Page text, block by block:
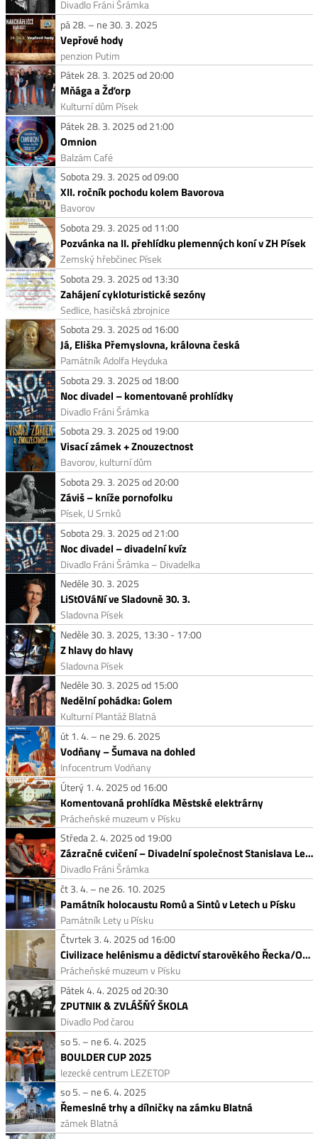
Divadlo Fráni Šrámka
pá 28. – ne 30. 3. 2025
Vepřové hody
penzion Putim
Pátek 28. 3. 2025 od 20:00
Mňága a Žďorp
Kulturní dům Písek
Pátek 28. 3. 2025 od 21:00
Omnion
Balzám Café
Sobota 29. 3. 2025 od 09:00
XII. ročník pochodu kolem Bavorova
Bavorov
Sobota 29. 3. 2025 od 11:00
Pozvánka na II. přehlídku plemenných koní v ZH Písek
Zemský hřebčinec Písek
Sobota 29. 3. 2025 od 13:30
Zahájení cykloturistické sezóny
Sedlice, hasičská zbrojnice
Sobota 29. 3. 2025 od 16:00
Já, Eliška Přemyslovna, královna česká
Památník Adolfa Heyduka
Sobota 29. 3. 2025 od 18:00
Noc divadel – komentované prohlídky
Divadlo Fráni Šrámka
Sobota 29. 3. 2025 od 19:00
Visací zámek + Znouzectnost
Bavorov, kulturní dům
Sobota 29. 3. 2025 od 20:00
Záviš – kníže pornofolku
Písek, U Srnků
Sobota 29. 3. 2025 od 21:00
Noc divadel – divadelní kvíz
Divadlo Fráni Šrámka – Divadelka
Neděle 30. 3. 2025
LiStOVáNí ve Sladovně 30. 3.
Sladovna Písek
Neděle 30. 3. 2025, 13:30 - 17:00
Z hlavy do hlavy
Sladovna Písek
Neděle 30. 3. 2025 od 15:00
Nedělní pohádka: Golem
Kulturní Plantáž Blatná
út 1. 4. – ne 29. 6. 2025
Vodňany – Šumava na dohled
Infocentrum Vodňany
Úterý 1. 4. 2025 od 16:00
Komentovaná prohlídka Městské elektrárny
Prácheňské muzeum v Písku
Středa 2. 4. 2025 od 19:00
Zázračné cvičení – Divadelní společnost Stanislava Lehkého
Divadlo Fráni Šrámka
čt 3. 4. – ne 26. 10. 2025
Památník holocaustu Romů a Sintů v Letech u Písku
Památník Lety u Písku
Čtvrtek 3. 4. 2025 od 16:00
Civilizace helénismu a dědictví starověkého Řecka/Od časů Alexandra Velikého po ovládnutí řeckého světa Římem
Prácheňské muzeum v Písku
Pátek 4. 4. 2025 od 20:30
ZPUTNIK & ZVLÁŠŇÝ ŠKOLA
Divadlo Pod čarou
so 5. – ne 6. 4. 2025
BOULDER CUP 2025
lezecké centrum LEZETOP
so 5. – ne 6. 4. 2025
Řemeslné trhy a dílničky na zámku Blatná
zámek Blatná